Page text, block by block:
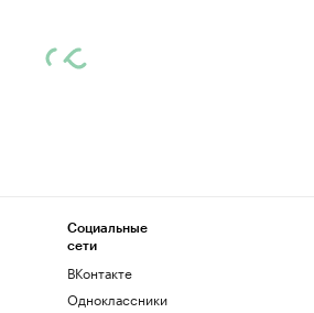
Социальные
сети
ВКонтакте
Одноклассники